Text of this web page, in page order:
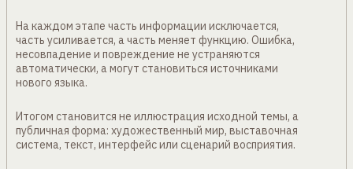
На каждом этапе часть информации исключается,
часть усиливается, а часть меняет функцию. Ошибка,
несовпадение и повреждение не устраняются
автоматически, а могут становиться источниками
нового языка.
Итогом становится не иллюстрация исходной темы, а
публичная форма: художественный мир, выставочная
система, текст, интерфейс или сценарий восприятия.